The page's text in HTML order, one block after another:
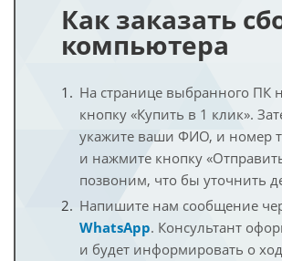
Как заказать
компьютера
На странице выбранного ПК
кнопку «Купить в 1 клик».
укажите ваши ФИО, и номер
и нажмите кнопку
позвоним, что бы уточнить
Напишите нам сообщение
WhatsApp. Консультант
и будет информировать о